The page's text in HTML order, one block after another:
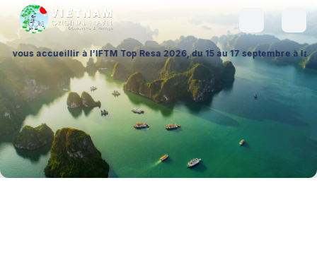
à l’IFTM Top Resa 2026, du 15 au 17 septembre à la Porte